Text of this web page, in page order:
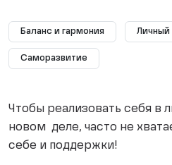
Баланс и гармония Личный
Саморазвитие
Чтобы реализовать себя в
новом деле, часто не
себе и поддержки!